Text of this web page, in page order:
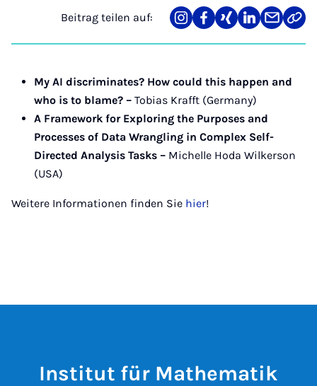
Beitrag teilen auf:
Teilen
auf
Teilen
auf
Teilen
auf
Teilen
auf
Teilen
über
Mail
Link
My AI discriminates? How could this happen and
who is to blame? – Tobias Krafft (Germany)
A Framework for Exploring the Purposes and
Processes of Data Wrangling in Complex Self-
Directed Analysis Tasks – Michelle Hoda Wilkerson
(USA)
Weitere Informationen finden Sie hier!
Institut für Mathematik